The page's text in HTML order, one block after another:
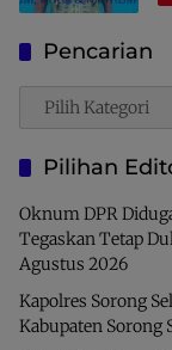
Pencarian
Pencarian
Pilihan
Oknum DPR
Tegaskan Tetap
Agustus 2026
Kapolres Sorong
Kabupaten Sorong